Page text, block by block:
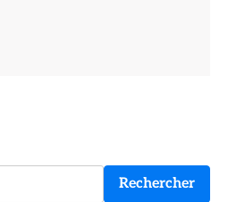
Rechercher